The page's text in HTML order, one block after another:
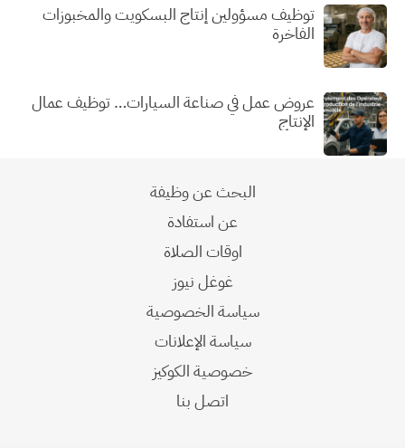
توظيف مسؤولين إنتاج البسكويت والمخبوزات
الفاخرة
عروض عمل في صناعة السيارات… توظيف عمال
الإنتاج
البحث عن وظيفة
عن استفادة
اوقات الصلاة
غوغل نيوز
سياسة الخصوصية
سياسة الإعلانات
خصوصية الكوكيز
اتصل بنا